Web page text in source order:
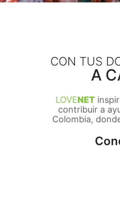
CON TUS
A
LOVENET
contribuir a
Colombia,